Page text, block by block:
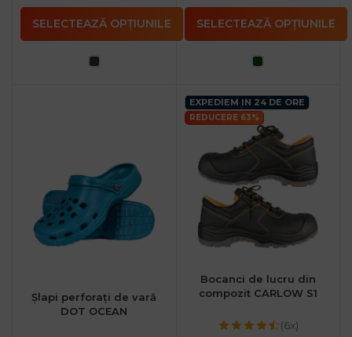
SELECTEAZĂ OPȚIUNILE SELECTEAZĂ OPȚIUNILE
Șlapi perforați de vară
DOT OCEAN
EXPEDIEM IN 24 DE ORE
REDUCERE 63%
Bocanci de lucru din
compozit CARLOW S1
(6x)